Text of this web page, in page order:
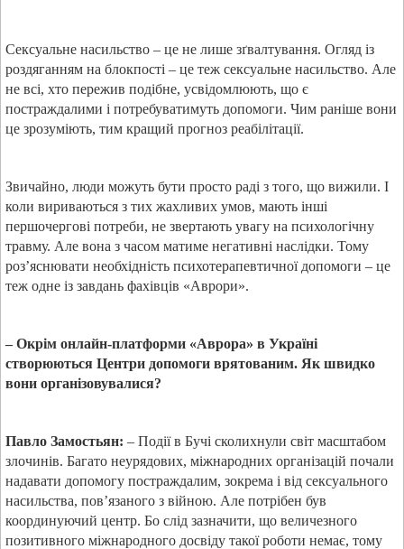
Сексуальне насильство – це не лише зґвалтування. Огляд із
роздяганням на блокпості – це теж сексуальне насильство. Але
не всі, хто пережив подібне, усвідомлюють, що є
постраждалими і потребуватимуть допомоги. Чим раніше вони
це зрозуміють, тим кращий прогноз реабілітації.
Звичайно, люди можуть бути просто раді з того, що вижили. І
коли вириваються з тих жахливих умов, мають інші
першочергові потреби, не звертають увагу на психологічну
травму. Але вона з часом матиме негативні наслідки. Тому
роз’яснювати необхідність психотерапевтичної допомоги – це
теж одне із завдань фахівців «Аврори».
– Окрім онлайн-платформи «Аврора» в Україні
створюються Центри допомоги врятованим. Як швидко
вони організовувалися?
Павло Замостьян: – Події в Бучі сколихнули світ масштабом
злочинів. Багато неурядових, міжнародних організацій почали
надавати допомогу постраждалим, зокрема і від сексуального
насильства, пов’язаного з війною. Але потрібен був
координуючий центр. Бо слід зазначити, що величезного
позитивного міжнародного досвіду такої роботи немає, тому